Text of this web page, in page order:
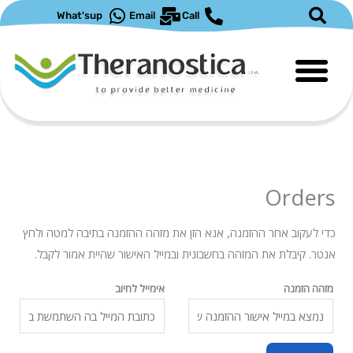
Call
Email
What'sup
Orders
כדי לעקוב אחר ההזמנה, אנא הזן את מזהה ההזמנה בתיבה למטה ולחץ
אנטר. קיבלת את המזהה בחשבונית ובמייל האישור שהיית אמור לקבל.
מזהה הזמנה אימייל לחיוב